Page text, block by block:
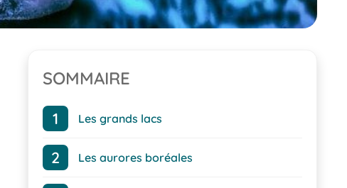
SOMMAIRE
Les grands lacs
Les aurores boréales